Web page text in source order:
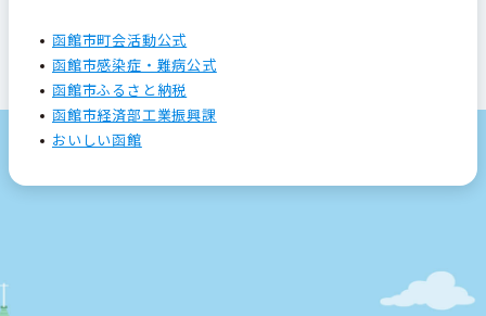
函館市町会活動公式
函館市感染症・難病公式
函館市ふるさと納税
函館市経済部工業振興課
おいしい函館